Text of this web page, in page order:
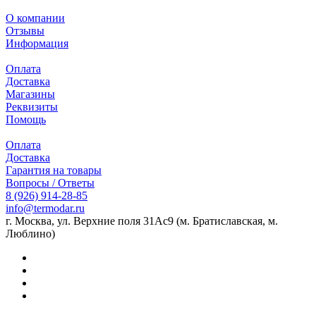
О компании
Отзывы
Информация
Оплата
Доставка
Магазины
Реквизиты
Помощь
Оплата
Доставка
Гарантия на товары
Вопросы / Ответы
8 (926) 914-28-85
info@termodar.ru
г. Москва, ул. Верхние поля 31Ас9 (м. Братиславская, м.
Люблино)